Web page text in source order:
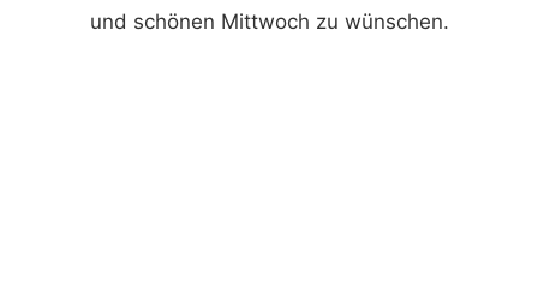
und schönen Mittwoch zu wünschen.